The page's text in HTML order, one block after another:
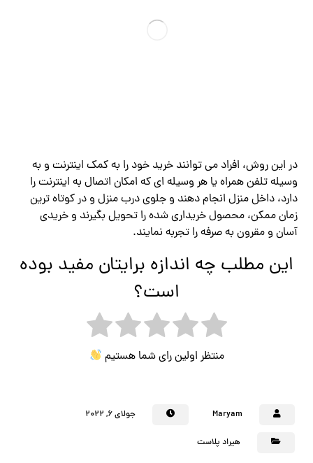
در این روش، افراد می توانند خرید خود را به کمک اینترنت و به
وسیله تلفن همراه یا هر وسیله ای که امکان اتصال به اینترنت را
دارد، داخل منزل انجام دهند و جلوی درب منزل و در کوتاه‌ ترین
زمان ممکن، محصول خریداری شده را تحویل بگیرند و خریدی
آسان و مقرون به صرفه را تجربه نمایند.‌
این مطلب چه اندازه برایتان مفید بوده
است؟
منتظر اولین رای شما هستیم
Maryam جولای ۶, ۲۰۲۲
هیراد پلاست